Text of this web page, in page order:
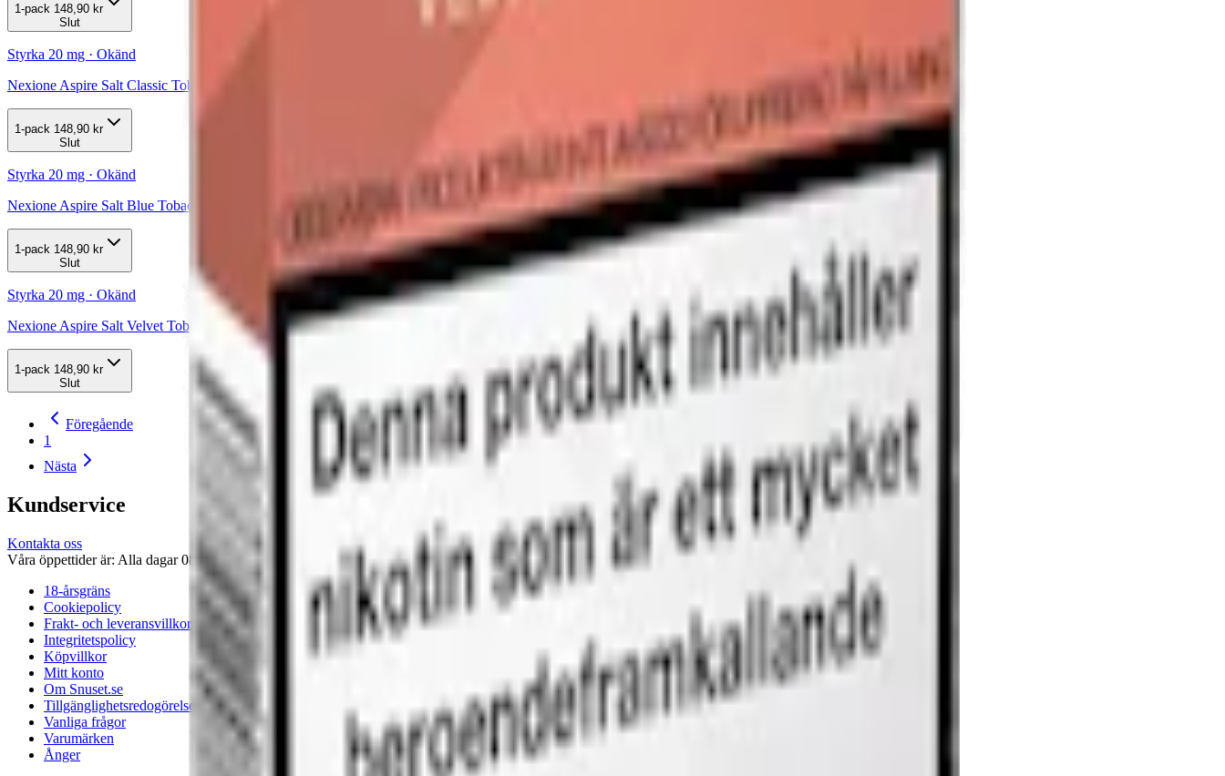
1-pack 148,90 kr
Slut
Styrka 20 mg · Okänd
Nexione Aspire Salt Classic Tobacco 20mg Pod 3-pack
1-pack 148,90 kr
Slut
Styrka 20 mg · Okänd
Nexione Aspire Salt Blue Tobacco 20mg Pod 3-pack
1-pack 148,90 kr
Slut
Styrka 20 mg · Okänd
Nexione Aspire Salt Velvet Tobacco 20mg Pod 3-pack
1-pack 148,90 kr
Slut
Föregående
1
Nästa
Kundservice
Kontakta oss
Våra öppettider är: Alla dagar 08:00 - 18:00 Vi svarar vanligtvis inom 24 timmar på vardagar.
18-årsgräns
Cookiepolicy
Frakt- och leveransvillkor
Integritetspolicy
Köpvillkor
Mitt konto
Om Snuset.se
Tillgänglighetsredogörelse
Vanliga frågor
Varumärken
Ånger